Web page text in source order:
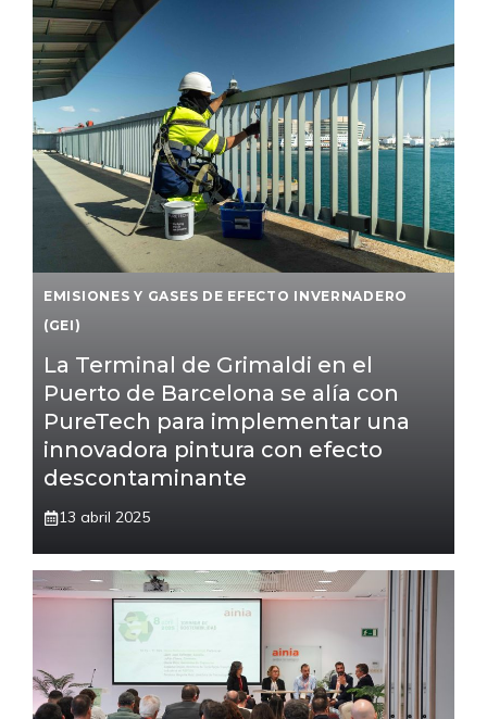
EMISIONES Y GASES DE EFECTO INVERNADERO
(GEI)
La Terminal de Grimaldi en el
Puerto de Barcelona se alía con
PureTech para implementar una
innovadora pintura con efecto
descontaminante
13 abril 2025